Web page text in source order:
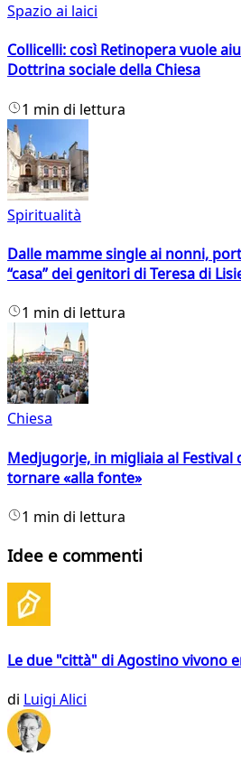
Spazio ai laici
Collicelli: così Retinopera vuole
Dottrina sociale della Chiesa
1 min di lettura
Spiritualità
Dalle mamme single ai nonni,
“casa” dei genitori di Teresa di
1 min di lettura
Chiesa
Medjugorje, in migliaia al Festival
tornare «alla fonte»
1 min di lettura
Idee e commenti
Le due "città" di Agostino vivono
di Luigi Alici